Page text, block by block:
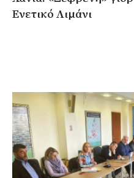
Ενετικό Λιμάνι